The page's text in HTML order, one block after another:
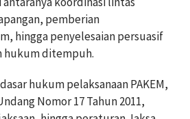
pemberian
hingga penyelesaian persuasif
hukum ditempuh.
hukum pelaksanaan PAKEM,
Nomor 17 Tahun 2011,